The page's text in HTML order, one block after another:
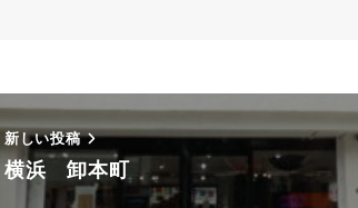
新しい投稿
横浜 卸本町